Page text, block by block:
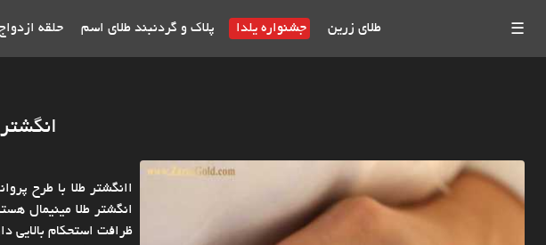
☰ طلای زرین جشنواره یلدا پلاک و گردنبند طلای اسم حلقه
اانگشتر طلا با طرح
انگشتر طلا مینیمال
ظرافت استحکام بالایی